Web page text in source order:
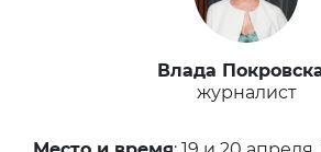
Влада
журналист